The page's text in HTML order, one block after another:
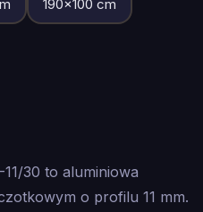
190×100 cm
30 to aluminiowa
o profilu 11 mm.